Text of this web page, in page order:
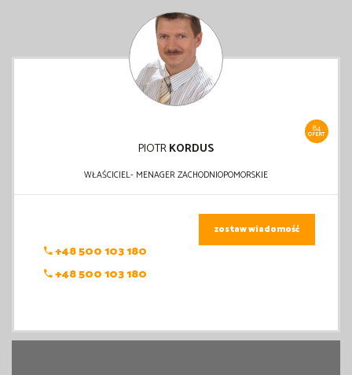
84
OFERT
PIOTRKORDUS
WŁAŚCICIEL- MENAGER ZACHODNIOPOMORSKIE
+48 500 103 180
+48 500 103 180
zostaw wiadomość